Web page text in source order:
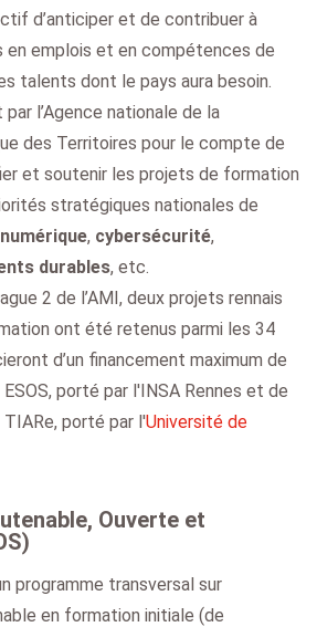
d’anticiper et de contribuer à
en emplois et en compétences de
talents dont le pays aura besoin.
l’Agence nationale de la
des Territoires pour le compte de
et soutenir les projets de formation
stratégiques nationales de
, cybersécurité,
durables, etc.
2 de l’AMI, deux projets rennais
ont été retenus parmi les 34
d’un financement maximum de
porté par l'INSA Rennes et de
porté par l'Université de
Ouverte et
programme transversal sur
en formation initiale (de